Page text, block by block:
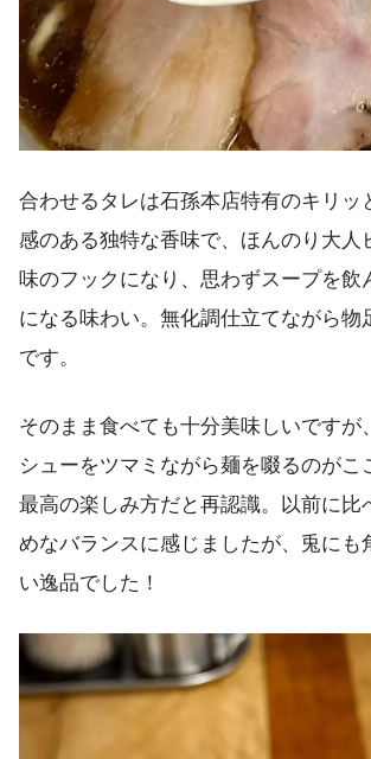
合わせるタレは石孫本店特有のキリッ
感のある独特な香味で、ほんのり大人
味のフックになり、思わずスープを飲
になる味わい。無化調仕立てながら物
です。
そのまま食べても十分美味しいですが
シューをツマミながら麺を啜るのがこ
最高の楽しみ方だと再認識。以前に比
めなバランスに感じましたが、兎にも
い逸品でした！